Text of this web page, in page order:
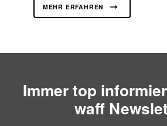
MEHR ERFAHREN
Immer top
waff